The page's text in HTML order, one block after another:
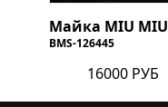
Майка MIU MIU
BMS-126445
16000 РУБ